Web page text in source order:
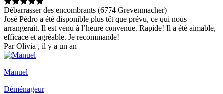
Débarrasser des encombrants (6774 Grevenmacher)
José Pédro a été disponible plus tôt que prévu, ce qui nous
arrangerait. Il est venu à l’heure convenue. Rapide! Il a été aimable,
efficace et agréable. Je recommande!
Par Olivia , il y a un an
Manuel
Déménageur